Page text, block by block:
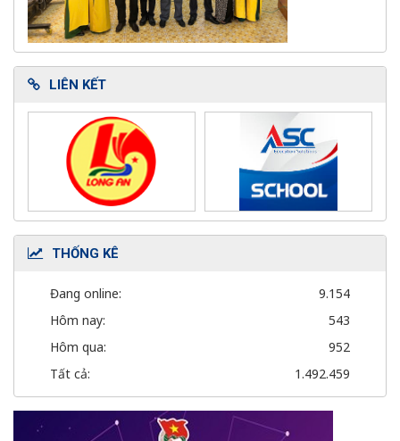
LIÊN KẾT
THỐNG KÊ
Đang online:
9.154
Hôm nay:
543
Hôm qua:
952
Tất cả:
1.492.459